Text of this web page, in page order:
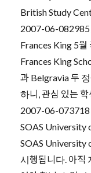
British Study
2007-06-082985
Frances King 5월
Frances King
과 Belgravia 두
하니, 관심 있는
2007-06-073718
SOAS University
SOAS University
시행됩니다. 아직